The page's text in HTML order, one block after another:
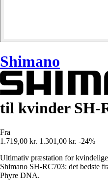
Shimano
til kvinder SH-
Fra
1.719,00 kr. 1.301,00 kr. -24%
Ultimativ præstation for
Shimano SH-RC703: det bedste
Phyre DNA.